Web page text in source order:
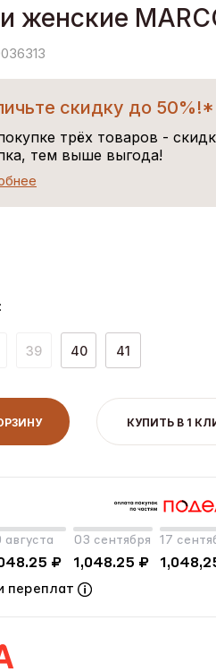
женские
скидку до 50%!*
трёх товаров -
тем выше выгода!
39 40 41
КУПИТЬ В 1
августа
₽
03 сентября
1,048.25 ₽
17
переплат